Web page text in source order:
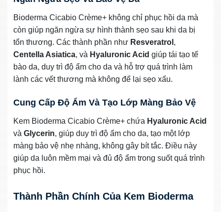
Bioderma Cicabio Crème+ không chỉ phục hồi da mà
còn giúp ngăn ngừa sự hình thành sẹo sau khi da bị
tổn thương. Các thành phần như Resveratrol ,
Centella Asiatica, và Hyaluronic Acid giúp tái tạo tế
bào da, duy trì độ ẩm cho da và hỗ trợ quá trình làm
lành các vết thương mà không để lại sẹo xấu.
Cung Cấp Độ Ẩm Và Tạo Lớp Màng Bảo Vệ
Kem Bioderma Cicabio Crème+ chứa Hyaluronic Acid
và Glycerin, giúp duy trì độ ẩm cho da, tạo một lớp
màng bảo vệ nhẹ nhàng, không gây bít tắc. Điều này
giúp da luôn mềm mại và đủ độ ẩm trong suốt quá trình
phục hồi.
Thành Phần Chính Của Kem Bioderma